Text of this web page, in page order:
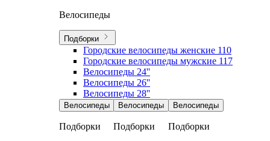
Велосипеды
Подборки
Городские велосипеды женские 110
Городские велосипеды мужские 117
Велосипеды 24''
Велосипеды 26''
Велосипеды 28''
Велосипеды
Подборки
Велосипеды
Подборки
Велосипеды
Подборки